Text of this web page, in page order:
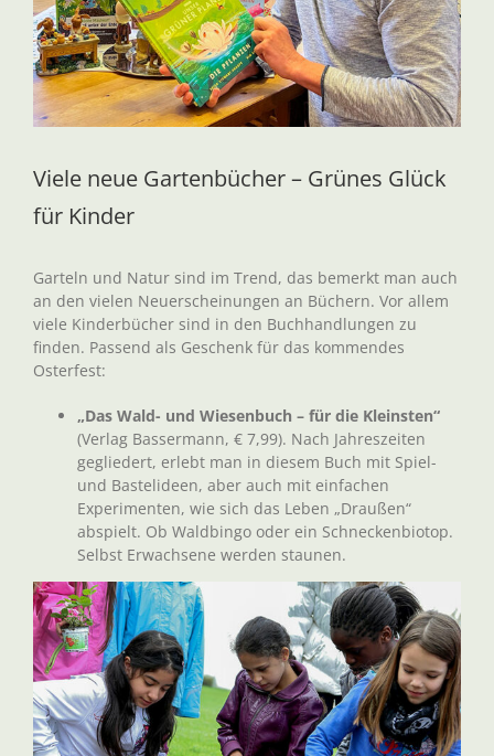
Viele neue Gartenbücher – Grünes Glück
für Kinder
Garteln und Natur sind im Trend, das bemerkt man auch
an den vielen Neuerscheinungen an Büchern. Vor allem
viele Kinderbücher sind in den Buchhandlungen zu
finden. Passend als Geschenk für das kommendes
Osterfest:
„Das Wald- und Wiesenbuch – für die Kleinsten“
(Verlag Bassermann, € 7,99). Nach Jahreszeiten
gegliedert, erlebt man in diesem Buch mit Spiel-
und Bastelideen, aber auch mit einfachen
Experimenten, wie sich das Leben „Draußen“
abspielt. Ob Waldbingo oder ein Schneckenbiotop.
Selbst Erwachsene werden staunen.